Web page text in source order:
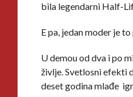
bila legendarni Half-
E pa, jedan moder je
U demou od dva i po
življe. Svetlosni efekti
deset godina mlađe